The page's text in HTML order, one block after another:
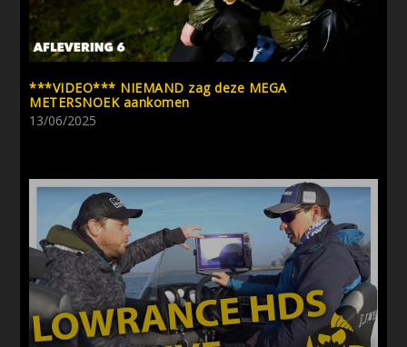
***VIDEO*** NIEMAND zag deze MEGA
METERSNOEK aankomen
13/06/2025